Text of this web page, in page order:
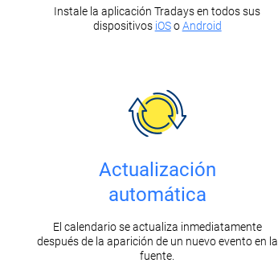
Instale la aplicación Tradays en todos sus
dispositivos iOSoAndroid
Actualización
automática
El calendario se actualiza inmediatamente
después de la aparición de un nuevo evento en la
fuente.